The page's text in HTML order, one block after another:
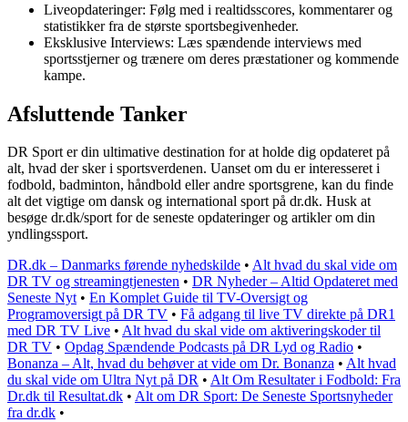
Liveopdateringer: Følg med i realtidsscores, kommentarer og
statistikker fra de største sportsbegivenheder.
Eksklusive Interviews: Læs spændende interviews med
sportsstjerner og trænere om deres præstationer og kommende
kampe.
Afsluttende Tanker
DR Sport er din ultimative destination for at holde dig opdateret på
alt, hvad der sker i sportsverdenen. Uanset om du er interesseret i
fodbold, badminton, håndbold eller andre sportsgrene, kan du finde
alt det vigtige om dansk og international sport på dr.dk. Husk at
besøge dr.dk/sport for de seneste opdateringer og artikler om din
yndlingssport.
DR.dk – Danmarks førende nyhedskilde • Alt hvad du skal vide om
DR TV og streamingtjenesten • DR Nyheder – Altid Opdateret med
Seneste Nyt• En Komplet Guide til TV-Oversigt og
Programoversigt på DR TV • Få adgang til live TV direkte på DR1
med DR TV Live • Alt hvad du skal vide om aktiveringskoder til
DR TV • Opdag Spændende Podcasts på DR Lyd og Radio •
Bonanza – Alt, hvad du behøver at vide om Dr. Bonanza • Alt hvad
du skal vide om Ultra Nyt på DR • Alt Om Resultater i Fodbold: Fra
Dr.dk til Resultat.dk • Alt om DR Sport: De Seneste Sportsnyheder
fra dr.dk •